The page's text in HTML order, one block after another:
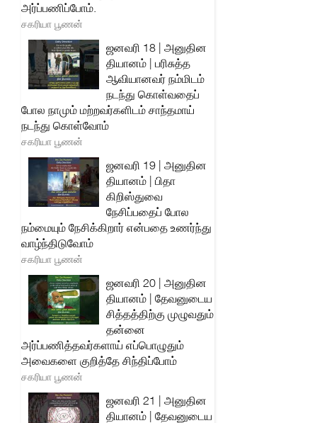
அர்ப்பணிப்போம்.
சகரியா பூணன்
ஜனவரி 18 | அனுதின
தியானம் | பரிசுத்த
ஆவியானவர் நம்மிடம்
நடந்து கொள்வதைப்
போல நாமும் மற்றவர்களிடம் சாந்தமாய்
நடந்து கொள்வோம்
சகரியா பூணன்
ஜனவரி 19 | அனுதின
தியானம் | பிதா
கிறிஸ்துவை
நேசிப்பதைப் போல
நம்மையும் நேசிக்கிறார் என்பதை உணர்ந்து
வாழ்ந்திடுவோம்
சகரியா பூணன்
ஜனவரி 20 | அனுதின
தியானம் | தேவனுடைய
சித்தத்திற்கு முழுவதும்
தன்னை
அர்ப்பணித்தவர்களாய் எப்பொழுதும்
அவைகளை குறித்தே சிந்திப்போம்
சகரியா பூணன்
ஜனவரி 21 | அனுதின
தியானம் | தேவனுடைய